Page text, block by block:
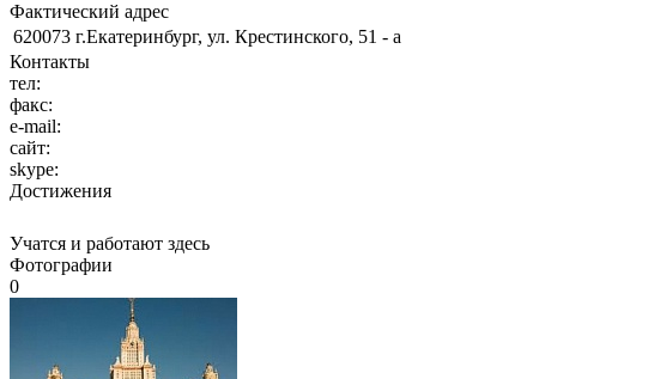
Фактический адрес
620073 г.Екатеринбург, ул. Крестинского, 51 - а
Контакты
тел:
факс:
e-mail:
сайт:
skype:
Достижения
Учатся и работают здесь
Фотографии
0